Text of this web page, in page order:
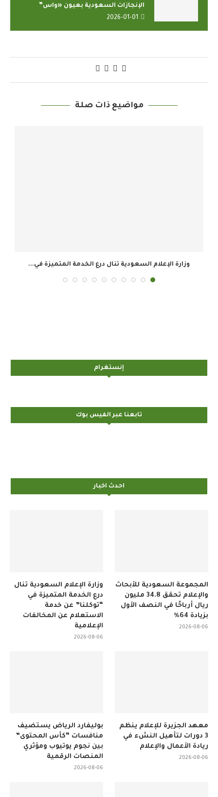
الإنجازات السعودية بعيون «واس”
2026-01-01
مواضيع ذات صلة
المجموعة السعودية للأبحاث والإعلام تحقق 34.8 مليون ريال...
إنستغرام
تابعنا عبر الفيس بوك
احدث اخبار
وزارة الإعلام السعودية تنال
درع الخدمة المتميزة في
“توكلنا” عن خدمة
الاستعلام عن المخالفات
الإعلامية
2026-08-06
المجموعة السعودية للأبحاث
والإعلام تحقق 34.8 مليون
ريال أرباحًا في النصف الأول
بزيادة 64%
2026-08-06
بوليفارد الرياض يستضيف
منافسات “كأس المحتوى”
بين نجوم يوتيوب ومؤثري
المنصات الرقمية
2026-08-06
معهد الجزيرة للإعلام ينظم
3 دورات لتأهيل النشء في
ريادة الأعمال والإعلام
2026-08-06